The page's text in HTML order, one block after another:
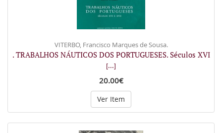
VITERBO, Francisco Marques de Sousa.
. TRABALHOS NÁUTICOS DOS PORTUGUESES. Séculos XVI
[...]
20.00€
Ver Item